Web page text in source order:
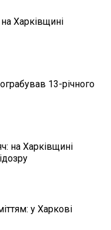
Харківщині
13-річного
на Харківщині
у Харкові